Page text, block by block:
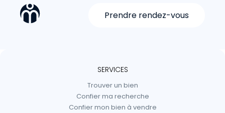
Prendre rendez-vous
SERVICES
Trouver un bien
Confier ma recherche
Confier mon bien à vendre